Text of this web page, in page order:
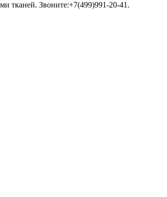
тканей. Звоните:+7(499)991-20-41.